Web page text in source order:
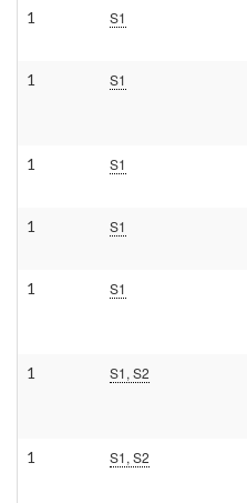
1 S1
1 S1
1 S1
1 S1
1 S1
1 S1, S2
1 S1, S2